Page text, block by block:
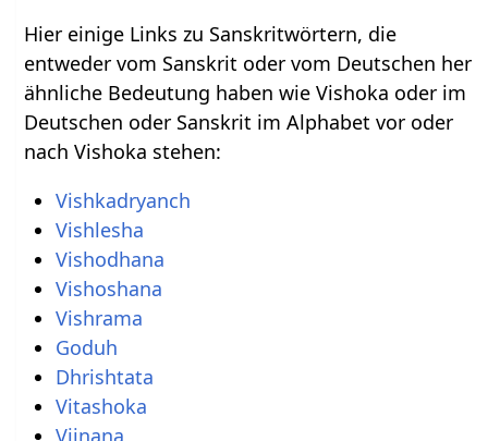
Hier einige Links zu Sanskritwörtern, die
entweder vom Sanskrit oder vom Deutschen her
ähnliche Bedeutung haben wie Vishoka oder im
Deutschen oder Sanskrit im Alphabet vor oder
nach Vishoka stehen:
Vishkadryanch
Vishlesha
Vishodhana
Vishoshana
Vishrama
Goduh
Dhrishtata
Vitashoka
Vijnana